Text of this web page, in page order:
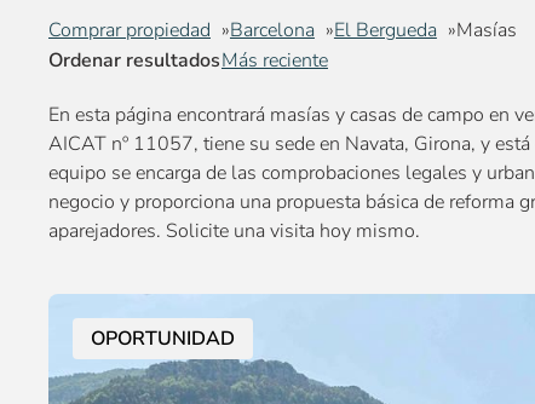
Comprar propiedad Barcelona El Bergueda
Masías
Ordenar resultadosMás reciente
En esta página encontrará masías y casas de campo en
AICAT nº 11057, tiene su sede en Navata, Girona, y
equipo se encarga de las comprobaciones legales y
negocio y proporciona una propuesta básica de reforma
aparejadores. Solicite una visita hoy mismo.
OPORTUNIDAD